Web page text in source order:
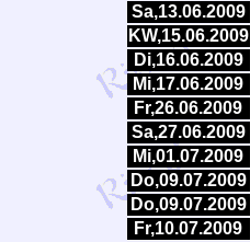
Sa,13.06.2009
KW,15.06.2009
Di,16.06.2009
Mi,17.06.2009
Fr,26.06.2009
Sa,27.06.2009
Mi,01.07.2009
Do,09.07.2009
Do,09.07.2009
Fr,10.07.2009